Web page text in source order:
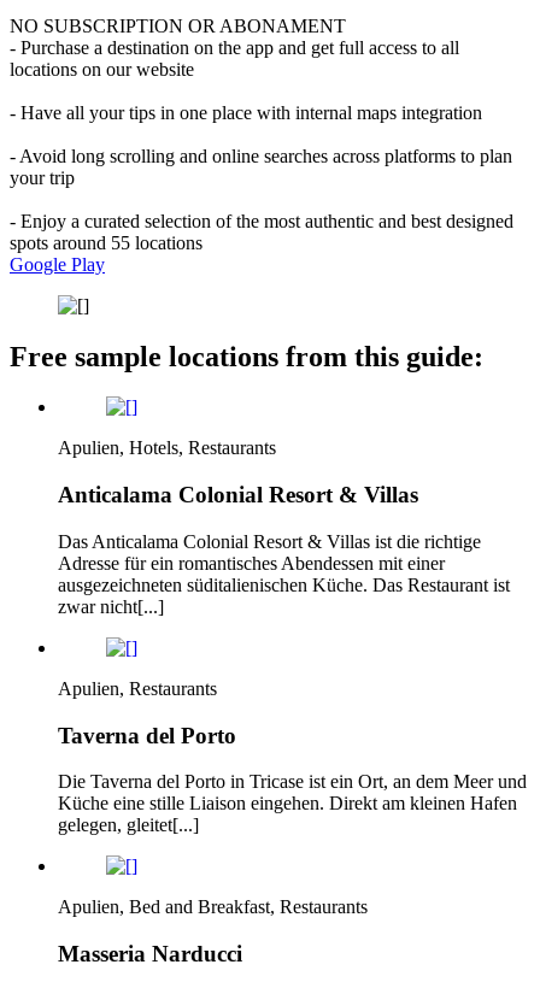
NO SUBSCRIPTION OR ABONAMENT
- Purchase a destination on the app and get full access to all
locations on our website
- Have all your tips in one place with internal maps integration
- Avoid long scrolling and online searches across platforms to plan
your trip
- Enjoy a curated selection of the most authentic and best designed
spots around 55 locations
Google Play
Free sample locations from this guide:
Apulien, Hotels, Restaurants
Anticalama Colonial Resort & Villas
Das Anticalama Colonial Resort & Villas ist die richtige
Adresse für ein romantisches Abendessen mit einer
ausgezeichneten süditalienischen Küche. Das Restaurant ist
zwar nicht[...]
Apulien, Restaurants
Taverna del Porto
Die Taverna del Porto in Tricase ist ein Ort, an dem Meer und
Küche eine stille Liaison eingehen. Direkt am kleinen Hafen
gelegen, gleitet[...]
Apulien, Bed and Breakfast, Restaurants
Masseria Narducci